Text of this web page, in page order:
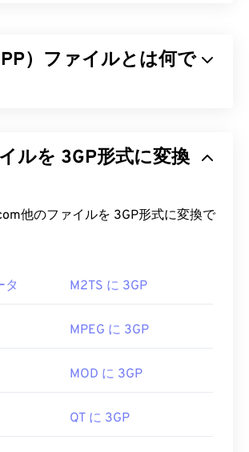
）ファイルとは何で
向けに設計されたマルチメディアコ
ットです。UMTSはモバイル向け技
電話が高速ワイヤレス接続を介して
ルを開くにはどうすれ
。3GPはモバイル向けに設計されて
ファイル形式はLinux、Mac、
ことができます。
ルを 3GP形式に変換
他のファイルを 3GP形式に変換で
タ M2TS に 3GP
MPEG に 3GP
MOD に 3GP
QT に 3GP